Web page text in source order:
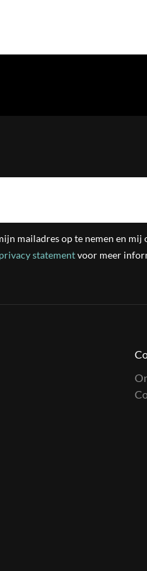
mailadres op te nemen en
privacy statementvoor meer